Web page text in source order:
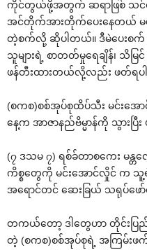
ကိုင်တွယ်ဖို့အတွက် ဆရာဖြစ် သင်
အင်တိုက်အားတိုက်ပေးနေတယ် မ
တဲ့စက်လို့ ဆိုပါတယ်။ ဒီမဲပေးစက် (
သူများရဲ့ စာတတ်မှုရေချိန်၊ သိ
ဖန်တီးထားတယ်လို့လည်း ဖတ်ရပ
(စကစ)စစ်အုပ်စုထိပ်သီး မင်းအေ
နေ့က အာဇာနည်ဗိမ္မာန်ကို သွားပြီ
(၇ ဒသမ ၇) ရစ်ခ်တာစကေး မန္တ
ကိစ္စတွေကို မင်းအောင်လှိုင် က
အရောင်တင် ဆေးခြယ် သရုပ်ဖ
တကယ်တော့ ဒါတွေဟာ တိုင်းပြည်
တဲ့ (စကစ)စစ်အုပ်စုရဲ့ အကြမ်းဖ